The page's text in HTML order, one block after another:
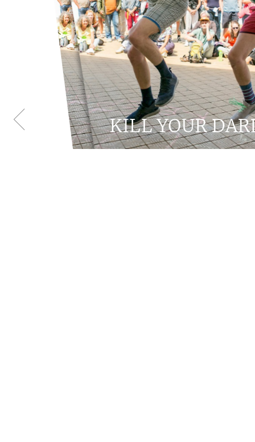
KILL YOUR